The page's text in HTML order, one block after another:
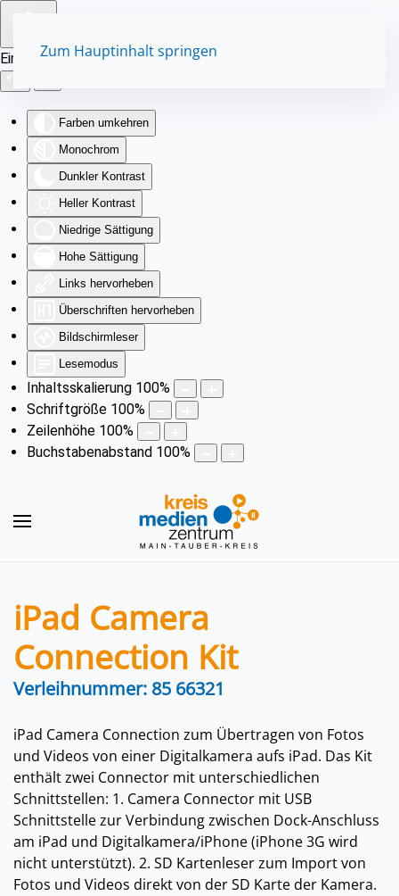
Eingabehilfen öffnen
Farben umkehren
Monochrom
Dunkler Kontrast
Heller Kontrast
Niedrige Sättigung
Hohe Sättigung
Links hervorheben
Überschriften hervorheben
Bildschirmleser
Lesemodus
Inhaltsskalierung 100%
Schriftgröße 100%
Zeilenhöhe 100%
Buchstabenabstand 100%
Zum Hauptinhalt springen
iPad Camera
Connection Kit
Verleihnummer: 85 66321
iPad Camera Connection zum Übertragen von Fotos
und Videos von einer Digitalkamera aufs iPad. Das Kit
enthält zwei Connector mit unterschiedlichen
Schnittstellen: 1. Camera Connector mit USB
Schnittstelle zur Verbindung zwischen Dock-Anschluss
am iPad und Digitalkamera/iPhone (iPhone 3G wird
nicht unterstützt). 2. SD Kartenleser zum Import von
Fotos und Videos direkt von der SD Karte der Kamera.